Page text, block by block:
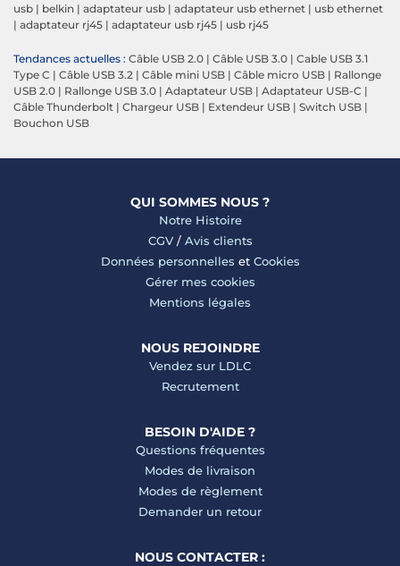
usb | belkin | adaptateur usb | adaptateur usb ethernet | usb ethernet
| adaptateur rj45 | adaptateur usb rj45 | usb rj45
Tendances actuelles : Câble USB 2.0 | Câble USB 3.0 | Cable USB 3.1
Type C | Câble USB 3.2 | Câble mini USB | Câble micro USB | Rallonge
USB 2.0 | Rallonge USB 3.0 | Adaptateur USB | Adaptateur USB-C |
Câble Thunderbolt | Chargeur USB | Extendeur USB | Switch USB |
Bouchon USB
QUI SOMMES NOUS ?
Notre Histoire
CGV/ Avis clients
Données personnelles et Cookies
Gérer mes cookies
Mentions légales
NOUS REJOINDRE
Vendez sur LDLC
Recrutement
BESOIN D'AIDE ?
Questions fréquentes
Modes de livraison
Modes de règlement
Demander un retour
NOUS CONTACTER :